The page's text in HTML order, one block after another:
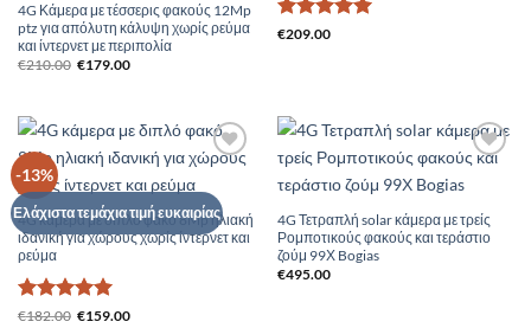
4G Κάμερα με τέσσερις φακούς 12Mp
ptz για απόλυτη κάλυψη χωρίς ρεύμα
και ίντερνετ με περιπολία
€210.00 Original
€179.00Η
€179.00.
Βαθμολογήθηκε
€209.00
-13%
Ελάχιστα τεμάχια τιμή ευκαιρίας
Add to
4G κάμερα με διπλό φακό 8Mp ηλιακή
ιδανική για χώρους χωρίς ίντερνετ και
ρεύμα
Βαθμολογήθηκε
€182.00 Original
€159.00Η
Add to
Wishlist
4G Τετραπλή solar κάμερα με τρείς
Ρομποτικούς φακούς και τεράστιο
ζούμ 99Χ Bogias
€495.00